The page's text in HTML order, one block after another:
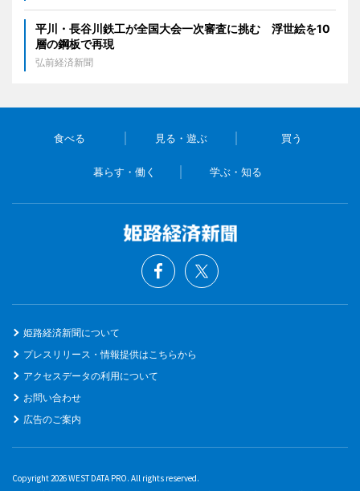
平川・長谷川鉄工が全国大会一次審査に挑む 浮世絵を10
層の鋼板で再現
弘前経済新聞
食べる 見る・遊ぶ 買う
暮らす・働く 学ぶ・知る
姫路経済新聞について
プレスリリース・情報提供はこちらから
アクセスデータの利用について
お問い合わせ
広告のご案内
Copyright 2026 WEST DATA PRO. All rights reserved.